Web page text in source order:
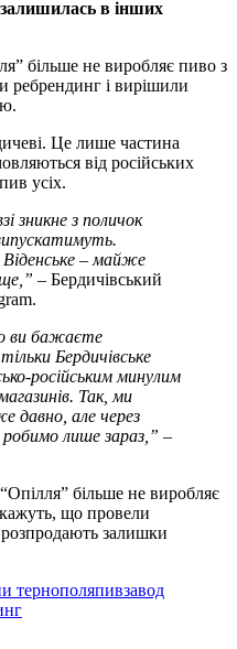
в інших
більше не виробляє пиво з
ребрендинг і вирішили
Це лише частина
від російських
усіх.
зникне з поличок
– майже
– Бердичівський
ви бажаєте
Бердичівське
російським минулим
Так, ми
давно, але через
лише зараз,” –
більше не виробляє
що провели
залишки
тернополяпивзавод